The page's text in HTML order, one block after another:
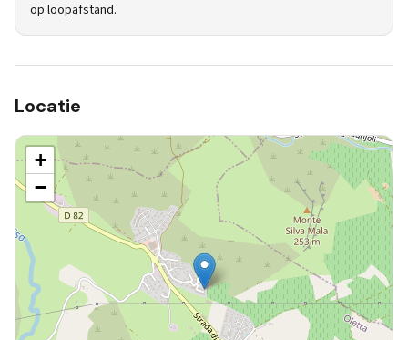
op loopafstand.
Locatie
+
−